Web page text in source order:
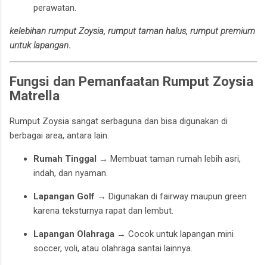
perawatan.
kelebihan rumput Zoysia, rumput taman halus, rumput premium
untuk lapangan.
Fungsi dan Pemanfaatan Rumput Zoysia
Matrella
Rumput Zoysia sangat serbaguna dan bisa digunakan di
berbagai area, antara lain:
Rumah Tinggal → Membuat taman rumah lebih asri,
indah, dan nyaman.
Lapangan Golf → Digunakan di fairway maupun green
karena teksturnya rapat dan lembut.
Lapangan Olahraga → Cocok untuk lapangan mini
soccer, voli, atau olahraga santai lainnya.